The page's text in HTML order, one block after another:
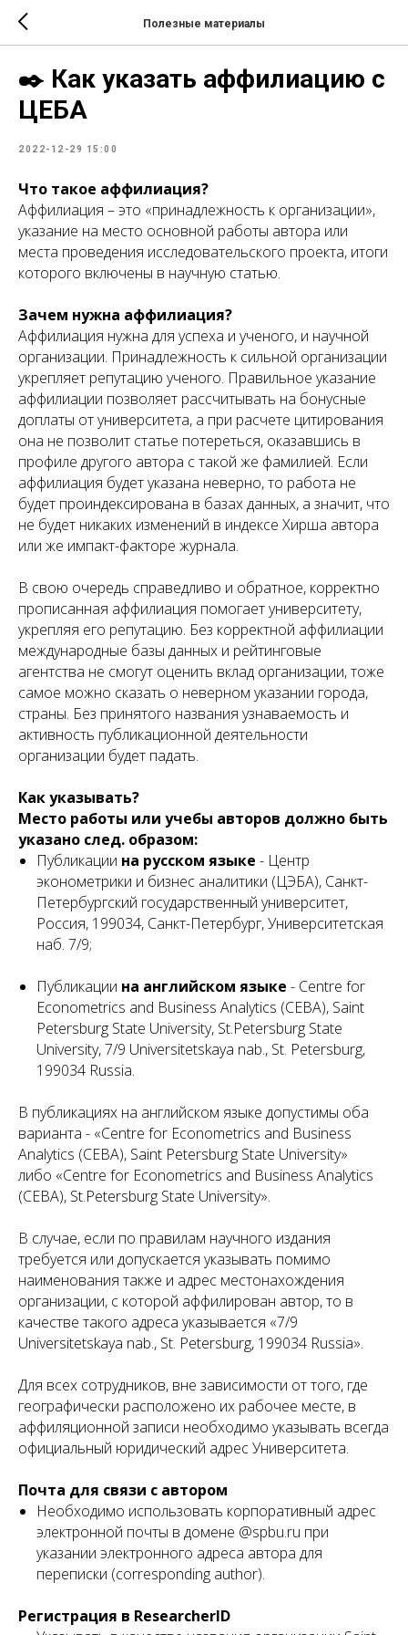
Полезные материалы
✒️ Как указать аффилиацию с
ЦЕБА
2022-12-29 15:00
Что такое аффилиация?
Аффилиация – это «принадлежность к организации»,
указание на место основной работы автора или
места проведения исследовательского проекта, итоги
которого включены в научную статью.
Зачем нужна аффилиация?
Аффилиация нужна для успеха и ученого, и научной
организации. Принадлежность к сильной организации
укрепляет репутацию ученого. Правильное указание
аффилиации позволяет рассчитывать на бонусные
доплаты от университета, а при расчете цитирования
она не позволит статье потереться, оказавшись в
профиле другого автора с такой же фамилией. Если
аффилиация будет указана неверно, то работа не
будет проиндексирована в базах данных, а значит, что
не будет никаких изменений в индексе Хирша автора
или же импакт-факторе журнала.
В свою очередь справедливо и обратное, корректно
прописанная аффилиация помогает университету,
укрепляя его репутацию. Без корректной аффилиации
международные базы данных и рейтинговые
агентства не смогут оценить вклад организации, тоже
самое можно сказать о неверном указании города,
страны. Без принятого названия узнаваемость и
активность публикационной деятельности
организации будет падать.
Как указывать?
Место работы или учебы авторов должно быть
указано след. образом:
Публикации на русском языке - Центр
эконометрики и бизнес аналитики (ЦЭБА), Санкт-
Петербургский государственный университет,
Россия, 199034, Санкт-Петербург, Университетская
наб. 7/9;
Публикации на английском языке - Centre for
Econometrics and Business Analytics (CEBA), Saint
Petersburg State University, St.Petersburg State
University, 7/9 Universitetskaya nab., St. Petersburg,
199034 Russia.
В публикациях на английском языке допустимы оба
варианта - «Centre for Econometrics and Business
Analytics (CEBA), Saint Petersburg State University»
либо «Centre for Econometrics and Business Analytics
(CEBA), St.Petersburg State University».
В случае, если по правилам научного издания
требуется или допускается указывать помимо
наименования также и адрес местонахождения
организации, с которой аффилирован автор, то в
качестве такого адреса указывается «7/9
Universitetskaya nab., St. Petersburg, 199034 Russia».
Для всех сотрудников, вне зависимости от того, где
географически расположено их рабочее месте, в
аффиляционной записи необходимо указывать всегда
официальный юридический адрес Университета.
Почта для связи с автором
Необходимо использовать корпоративный адрес
электронной почты в домене @spbu.ru при
указании электронного адреса автора для
переписки (corresponding author).
Регистрация в ResearcherlD